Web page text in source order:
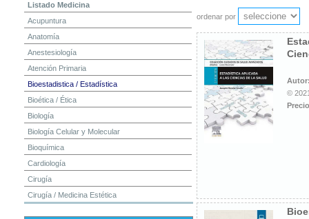
Listado Medicina
Acupuntura
Anatomía
Anestesiología
Atención Primaria
Bioestadistica / Estadística
Bioética / Ética
Biología
Biología Celular y Molecular
Bioquímica
Cardiología
Cirugía
Cirugía / Medicina Estética
ordenar por
©